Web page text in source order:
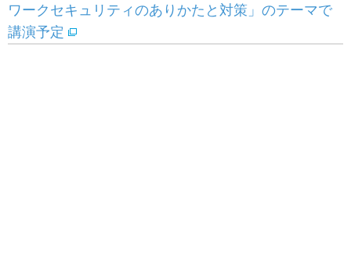
ワークセキュリティのありかたと対策」のテーマで
講演予定